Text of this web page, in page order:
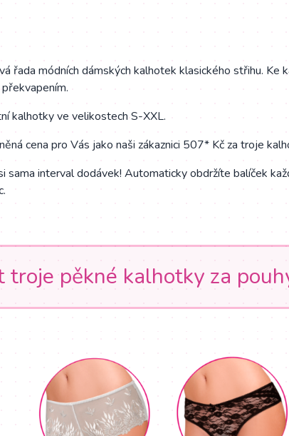
řada módních dámských kalhotek klasického střihu. Ke
kalhotky ve velikostech S-XXL.
cena pro Vás jako naši zákaznici 507* Kč za troje
sama interval dodávek! Automaticky obdržíte balíček
troje pěkné kalhotky za